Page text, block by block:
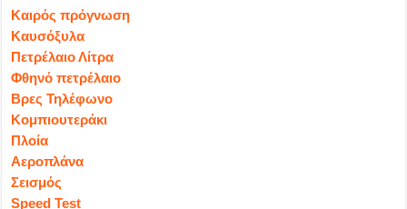
Καιρός πρόγνωση
Καυσόξυλα
Πετρέλαιο Λίτρα
Φθηνό πετρέλαιο
Βρες Τηλέφωνο
Κομπιουτεράκι
Πλοία
Αεροπλάνα
Σεισμός
Speed Test